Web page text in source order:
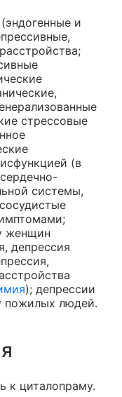
и
стрессовые
(в
системы,
женщин
депрессия
); депрессии
пожилых людей.
к циталопраму.